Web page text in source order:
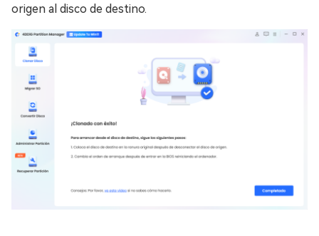
origen al disco de destino.